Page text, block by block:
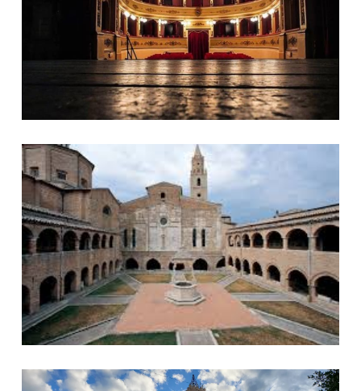
Museo Capitolare
Municipio